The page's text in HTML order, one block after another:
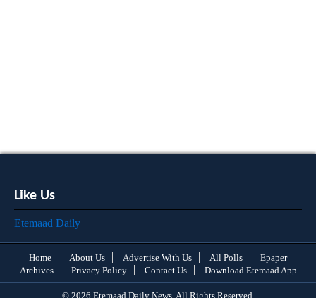
Like Us
Etemaad Daily
Home About Us Advertise With Us All Polls
Epaper
Archives
Privacy Policy Contact Us Download Etemaad App
© 2026 Etemaad Daily News, All Rights Reserved.